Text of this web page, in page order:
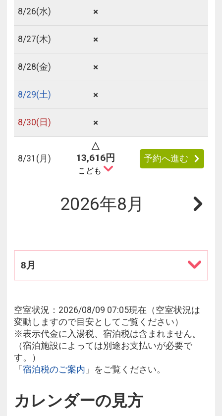
8/26(水) ×
8/27(木) ×
8/28(金) ×
8/29(土) ×
8/30(日) ×
8/31 (月)
△
13,616円
こども
予約へ進む
2026年8月
8月
空室状況：2026/08/09 07:05現在（空室状況は
変動しますので目安としてご覧ください）
※表示代金に入湯税、宿泊税は含まれません。
（宿泊施設によっては別途お支払いが必要で
す。）
「 宿泊税のご案内 」をご覧ください。
カレンダーの見方